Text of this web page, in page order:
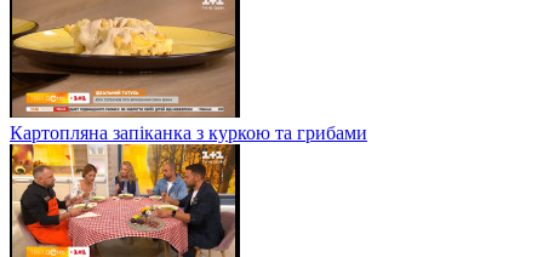
Картопляна запіканка з куркою та грибами